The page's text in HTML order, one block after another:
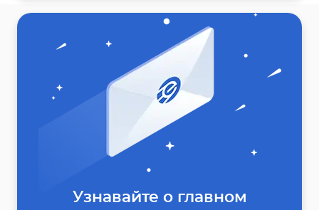
Узнавайте о главном